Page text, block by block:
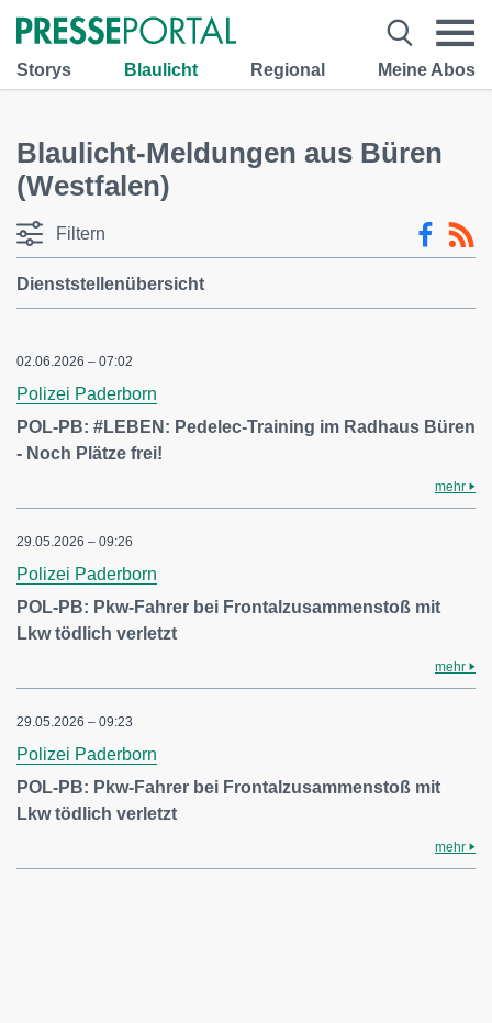
Storys Blaulicht Regional Meine Abos
Blaulicht-Meldungen aus Büren
(Westfalen)
Filtern
Dienststellenübersicht
02.06.2026 – 07:02
Polizei Paderborn
POL-PB: #LEBEN: Pedelec-Training im Radhaus Büren
- Noch Plätze frei!
mehr
29.05.2026 – 09:26
Polizei Paderborn
POL-PB: Pkw-Fahrer bei Frontalzusammenstoß mit
Lkw tödlich verletzt
mehr
29.05.2026 – 09:23
Polizei Paderborn
POL-PB: Pkw-Fahrer bei Frontalzusammenstoß mit
Lkw tödlich verletzt
mehr